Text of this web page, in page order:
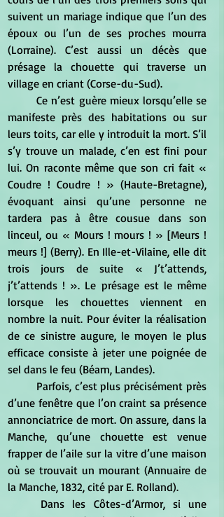
suivent un mariage indique que l’un des
époux ou l’un de ses proches mourra
(Lorraine). C’est aussi un décès que
présage la chouette qui traverse un
village en criant (Corse-du-Sud).
	Ce n’est guère mieux lorsqu’elle se
manifeste près des habitations ou sur
leurs toits, car elle y introduit la mort. S’il
s’y trouve un malade, c’en est fini pour
lui. On raconte même que son cri fait «
Coudre ! Coudre ! » (Haute-Bretagne),
évoquant ainsi qu’une personne ne
tardera pas à être cousue dans son
linceul, ou « Mours ! mours ! » [Meurs !
meurs !] (Berry). En Ille-et-Vilaine, elle dit
trois jours de suite « J’t’attends,
j’t’attends ! ». Le présage est le même
lorsque les chouettes viennent en
nombre la nuit. Pour éviter la réalisation
de ce sinistre augure, le moyen le plus
efficace consiste à jeter une poignée de
sel dans le feu (Béarn, Landes).
d’une fenêtre que l’on craint sa présence
annonciatrice de mort. On assure, dans la
Manche, qu’une chouette est venue
frapper de l’aile sur la vitre d’une maison
où se trouvait un mourant (Annuaire de
la Manche, 1832, cité par E. Rolland).